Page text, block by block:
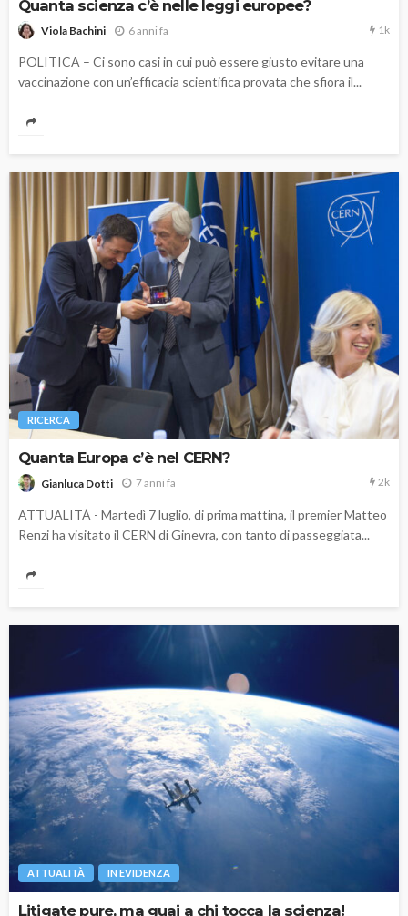
Quanta scienza c’è nelle leggi europee?
Viola Bachini 6 anni fa 1k
POLITICA – Ci sono casi in cui può essere giusto evitare una
vaccinazione con un’efficacia scientifica provata che sfiora il...
RICERCA
Quanta Europa c’è nel CERN?
Gianluca Dotti 7 anni fa 2k
ATTUALITÀ - Martedì 7 luglio, di prima mattina, il premier Matteo
Renzi ha visitato il CERN di Ginevra, con tanto di passeggiata...
ATTUALITÀ IN EVIDENZA
Litigate pure, ma guai a chi tocca la scienza!